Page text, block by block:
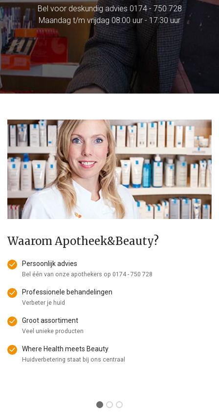
Bel voor deskundig advies 0174 - 750 728
Maandag t/m vrijdag 08:00 uur - 17:30 uur
Waarom Apotheek&Beauty?
Persoonlijk advies
Bel één van onze apothekers op 0174 - 750 728
Professionele behandelingen
Verbeter je huid
Groot assortiment
Veel unieke producten
Where Health meets Beauty
Huidverbetering staat bij ons centraal